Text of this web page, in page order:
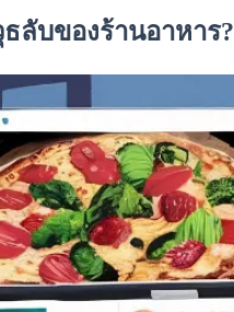
ลับของร้านอาหาร?